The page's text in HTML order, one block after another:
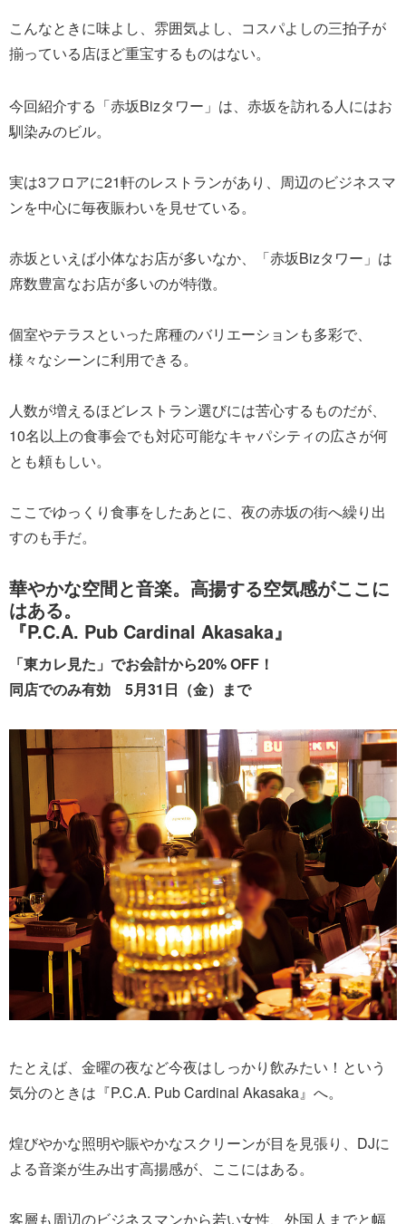
こんなときに味よし、雰囲気よし、コスパよしの三拍子が
揃っている店ほど重宝するものはない。
今回紹介する「赤坂Bizタワー」は、赤坂を訪れる人にはお
馴染みのビル。
実は3フロアに21軒のレストランがあり、周辺のビジネスマ
ンを中心に毎夜賑わいを見せている。
赤坂といえば小体なお店が多いなか、「赤坂Bizタワー」は
席数豊富なお店が多いのが特徴。
個室やテラスといった席種のバリエーションも多彩で、
様々なシーンに利用できる。
人数が増えるほどレストラン選びには苦心するものだが、
10名以上の食事会でも対応可能なキャパシティの広さが何
とも頼もしい。
ここでゆっくり食事をしたあとに、夜の赤坂の街へ繰り出
すのも手だ。
華やかな空間と音楽。高揚する空気感がここに
はある。
『P.C.A. Pub Cardinal Akasaka』
「東カレ見た」でお会計から20% OFF！
同店でのみ有効 5月31日（金）まで
たとえば、金曜の夜など今夜はしっかり飲みたい！という
気分のときは『P.C.A. Pub Cardinal Akasaka』へ。
煌びやかな照明や賑やかなスクリーンが目を見張り、DJに
よる音楽が生み出す高揚感が、ここにはある。
客層も周辺のビジネスマンから若い女性、外国人までと幅